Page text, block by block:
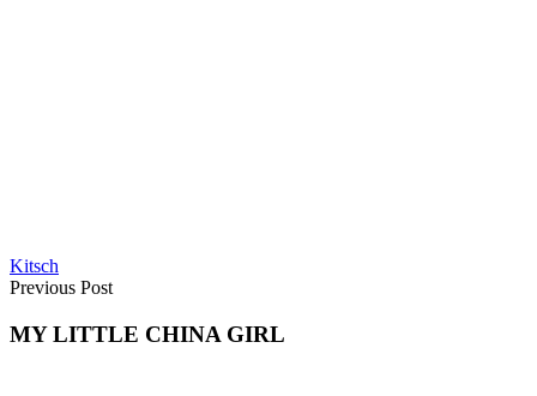
Kitsch
Previous Post
MY LITTLE CHINA GIRL